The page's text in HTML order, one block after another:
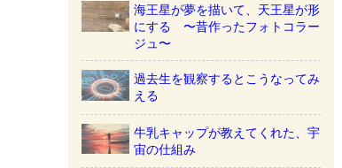
海王星が夢を描いて、天王星が形
にする 〜昔作ったフォトコラー
ジュ〜
過去生を観察するとこうなってみ
える
牛乳キャップが教えてくれた、宇
宙の仕組み